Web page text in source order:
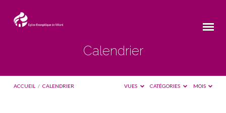
Calendrier
ACCUEIL / CALENDRIER VUES CATÉGORIES MOIS